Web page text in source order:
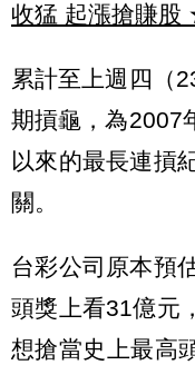
收猛 起漲搶賺股
累計至上週四（
期摃龜，為2007
以來的最長連摃
關。
台彩公司原本預
頭獎上看31億元
想搶當史上最高